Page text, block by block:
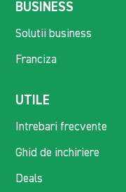
BUSINESS
Solutii business
Franciza
UTILE
Intrebari frecvente
Ghid de inchiriere
Deals